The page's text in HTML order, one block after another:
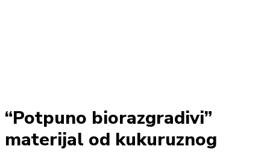
“Potpuno biorazgradivi”
materijal od kukuruznog